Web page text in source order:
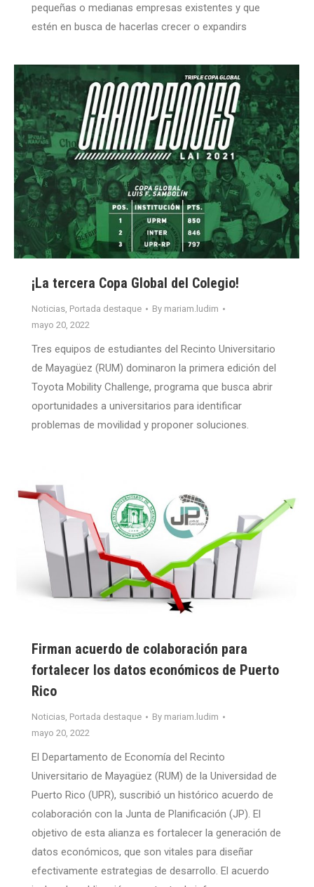
pequeñas o medianas empresas existentes y que
estén en busca de hacerlas crecer o expandirs
¡La tercera Copa Global del Colegio!
Noticias, Portada destaque By mariam.ludim
mayo 20, 2022
Tres equipos de estudiantes del Recinto Universitario
de Mayagüez (RUM) dominaron la primera edición del
Toyota Mobility Challenge, programa que busca abrir
oportunidades a universitarios para identificar
problemas de movilidad y proponer soluciones.
Firman acuerdo de colaboración para
fortalecer los datos económicos de Puerto
Rico
Noticias, Portada destaque By mariam.ludim
mayo 20, 2022
El Departamento de Economía del Recinto
Universitario de Mayagüez (RUM) de la Universidad de
Puerto Rico (UPR), suscribió un histórico acuerdo de
colaboración con la Junta de Planificación (JP). El
objetivo de esta alianza es fortalecer la generación de
datos económicos, que son vitales para diseñar
efectivamente estrategias de desarrollo. El acuerdo